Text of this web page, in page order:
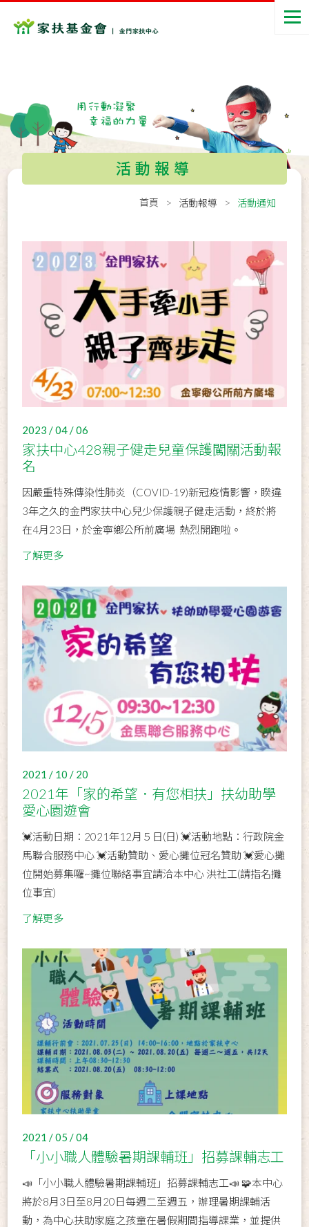
活動報導
首頁 活動報導 活動通知
2023 / 04 / 06
家扶中心428親子健走兒童保護闖關活動報
名
因嚴重特殊傳染性肺炎（COVID-19)新冠疫情影響，睽違
3年之久的金門家扶中心兒少保護親子健走活動，終於將
在4月23日，於金寧鄉公所前廣場 熱烈開跑啦。
了解更多
2021 / 10 / 20
2021年「家的希望．有您相扶」扶幼助學
愛心園遊會
💓活動日期：2021年12月５日(日) 💓活動地點：行政院金
馬聯合服務中心 💓活動贊助、愛心攤位冠名贊助 💓愛心攤
位開始募集囉~攤位聯絡事宜請洽本中心 洪社工(請指名攤
位事宜)
了解更多
2021 / 05 / 04
「小小職人體驗暑期課輔班」招募課輔志工
📣「小小職人體驗暑期課輔班」招募課輔志工📣 🧩本中心
將於8月3日至8月20日每週二至週五，辦理暑期課輔活
動，為中心扶助家庭之孩童在暑假期間指導課業，並提供